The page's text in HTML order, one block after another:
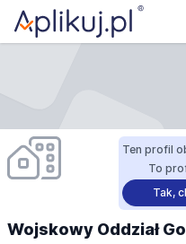
Ten profil
To
Tak,
Wojskowy Oddział